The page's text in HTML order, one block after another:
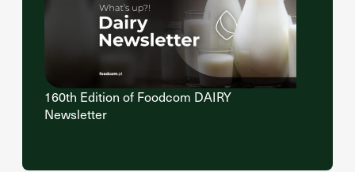
160th Edition of Foodcom DAIRY
Newsletter